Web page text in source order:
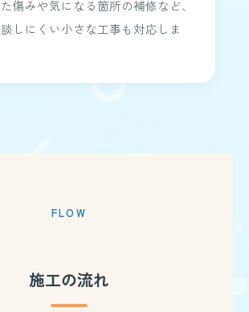
傷みや気になる箇所の補修など、
しにくい小さな工事も対応しま
FLOW
施工の流れ